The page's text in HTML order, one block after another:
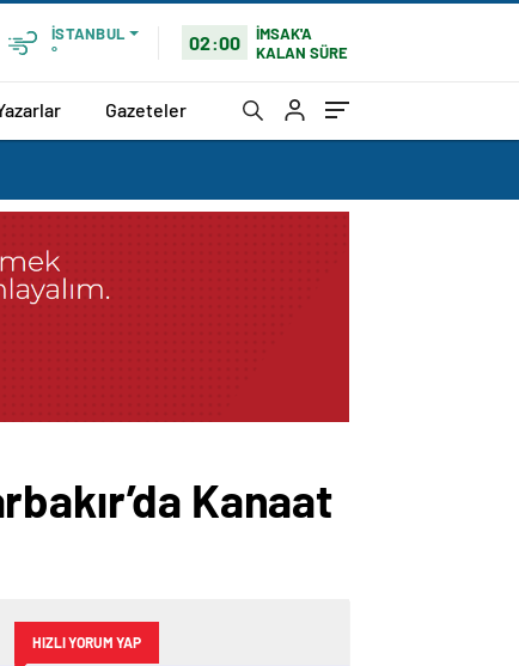
İSTANBUL
°
02:00
İMSAK'A
KALAN SÜRE
Gazeteler
Kanaat
HIZLI YORUM YAP